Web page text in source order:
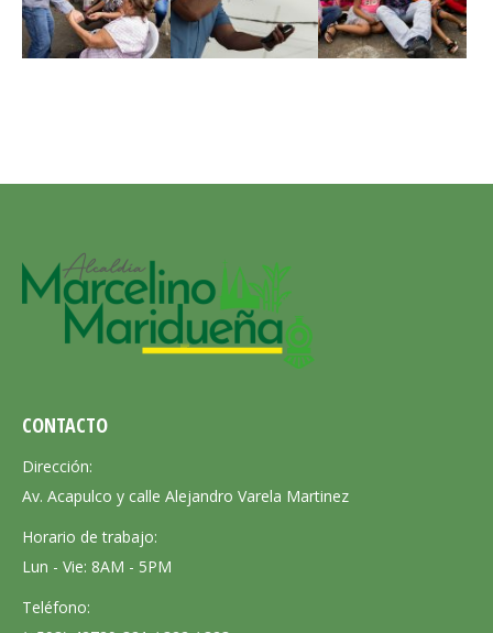
CONTACTO
Dirección:
Av. Acapulco y calle Alejandro Varela Martinez
Horario de trabajo:
Lun - Vie: 8AM - 5PM
Teléfono: